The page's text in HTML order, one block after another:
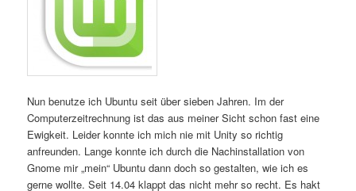
Nun benutze ich Ubuntu seit über sieben Jahren. Im der
Computerzeitrechnung ist das aus meiner Sicht schon fast eine
Ewigkeit. Leider konnte ich mich nie mit Unity so richtig
anfreunden. Lange konnte ich durch die Nachinstallation von
Gnome mir „mein“ Ubuntu dann doch so gestalten, wie ich es
gerne wollte. Seit 14.04 klappt das nicht mehr so recht. Es hakt